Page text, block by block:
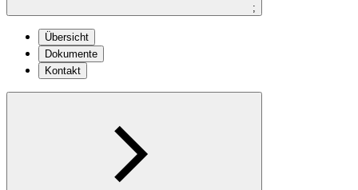
;
Übersicht
Dokumente
Kontakt